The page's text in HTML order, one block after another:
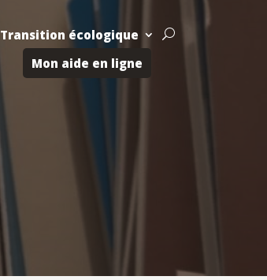
Transition écologique
Mon aide en ligne
U